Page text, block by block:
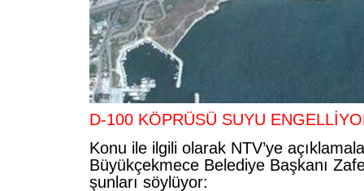
D-100 KÖPRÜSÜ SUYU
Konu ile ilgili olarak NTV’ye
Büyükçekmece Belediye Başkanı
şunları söylüyor: